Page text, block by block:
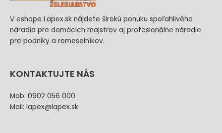
V eshope Lapex.sk nájdete širokú ponuku spoľahlivého
náradia pre domácich majstrov aj profesionálne náradie
pre podniky a remeselníkov.
KONTAKTUJTE NÁS
Mob: 0902 056 000
Mail: lapex@lapex.sk